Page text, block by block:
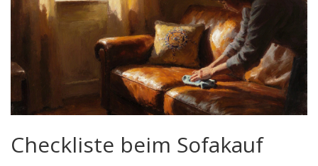
Checkliste beim Sofakauf